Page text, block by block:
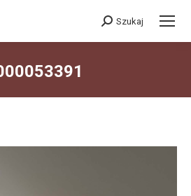
Szukaj:
Szukaj